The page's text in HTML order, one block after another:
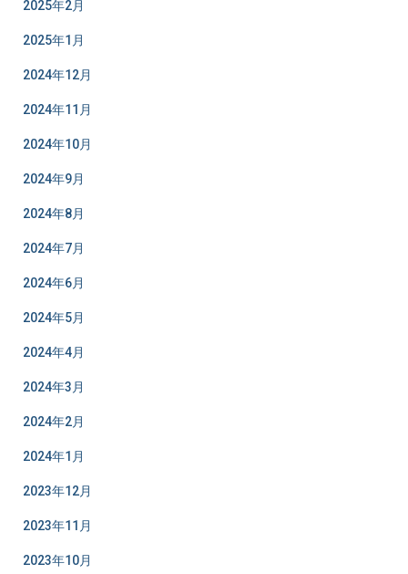
2025年2月
2025年1月
2024年12月
2024年11月
2024年10月
2024年9月
2024年8月
2024年7月
2024年6月
2024年5月
2024年4月
2024年3月
2024年2月
2024年1月
2023年12月
2023年11月
2023年10月